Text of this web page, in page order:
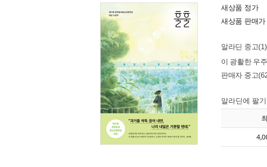
새상품 정가
새상품 판매가
알라딘 중고(1)
이 광활한 우
판매자 중고
알라딘에 팔